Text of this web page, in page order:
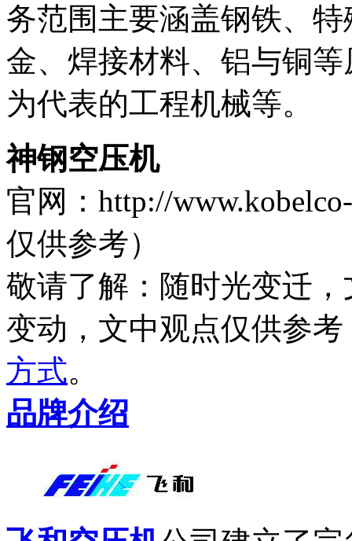
务范围主要涵盖钢铁、
金、焊接材料、铝与铜
为代表的工程机械等。
神钢空压机
官网：http://
仅供参考）
敬请了解 ：随时光变迁
变动，文中观点仅供参考
方式。
品牌介绍